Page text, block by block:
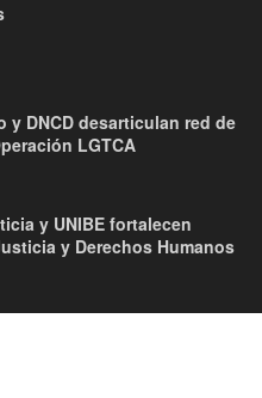
y DNCD desarticulan red de
LGTCA
y UNIBE fortalecen
y Derechos Humanos